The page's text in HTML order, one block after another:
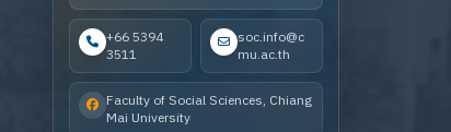
+66 5394
3511
soc.info@c
mu.ac.th
Faculty of Social Sciences, Chiang
Mai University